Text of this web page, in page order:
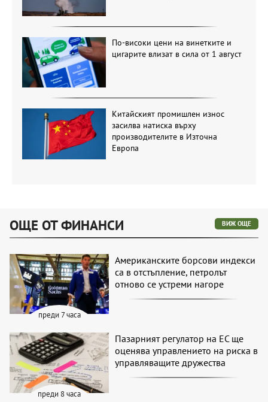
По-високи цени на винетките и
цигарите влизат в сила от 1 август
Китайският промишлен износ
засилва натиска върху
производителите в Източна
Европа
ОЩЕ ОТ ФИНАНСИ ВИЖ ОЩЕ
преди 7 часа
Американските борсови индекси
са в отстъпление, петролът
отново се устреми нагоре
преди 8 часа
Пазарният регулатор на ЕС ще
оценява управлението на риска в
управляващите дружества